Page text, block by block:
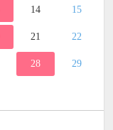
14 15
21 22
28 29